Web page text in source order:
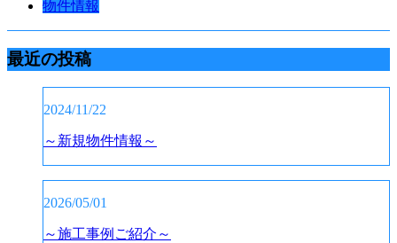
物件情報
最近の投稿
2024/11/22
～新規物件情報～
2026/05/01
～施工事例ご紹介～